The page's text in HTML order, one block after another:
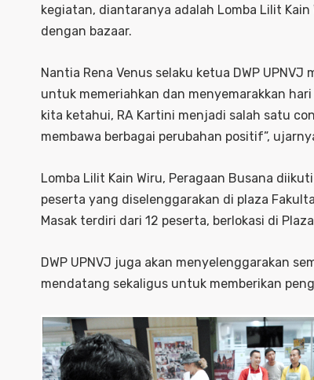
kegiatan, diantaranya adalah Lomba Lilit
dengan bazaar.
Nantia Rena Venus selaku ketua DWP
untuk memeriahkan dan menyemarakkan
kita ketahui, RA Kartini menjadi salah satu
membawa berbagai perubahan positif”,
Lomba Lilit Kain Wiru, Peragaan Busana
peserta yang diselenggarakan di plaza
Masak terdiri dari 12 peserta, berlokasi di
DWP UPNVJ juga akan menyelenggarakan
mendatang sekaligus untuk memberikan